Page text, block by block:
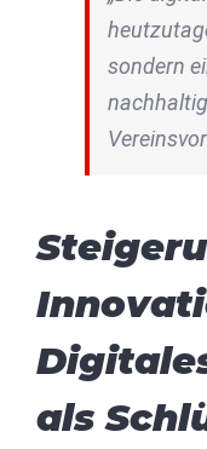
sondern
als